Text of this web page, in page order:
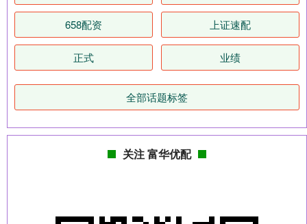
658配资 上证速配
正式 业绩
全部话题标签
关注 富华优配